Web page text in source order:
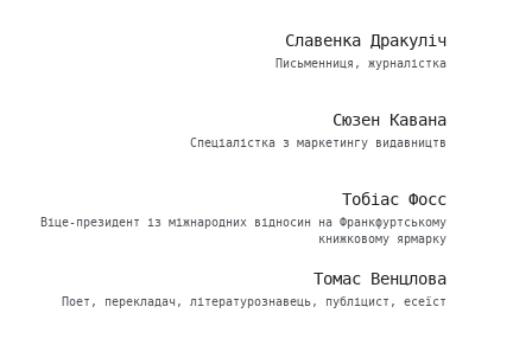
Славенка Дракуліч
Письменниця, журналістка
Сюзен Кавана
Спеціалістка з маркетингу видавництв
Тобіас Фосс
Віце-президент із міжнародних відносин на Франкфуртському
книжковому ярмарку
Томас Венцлова
Поет, перекладач, літературознавець, публіцист, есеїст